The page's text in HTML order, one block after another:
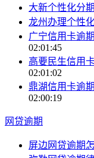
大新个性化分
龙州办理个性
广宁信用卡逾
02:01:45
高要民生信用
02:01:02
鼎湖信用卡逾
02:00:19
网贷逾期
屏边网贷逾期